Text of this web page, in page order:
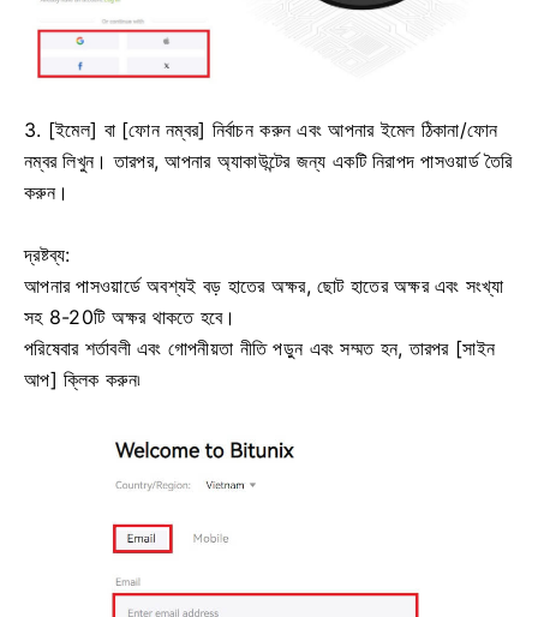
3. [ইমেল] বা [ফোন নম্বর] নির্বাচন করুন এবং আপনার ইমেল ঠিকানা/ফোন
নম্বর লিখুন।তারপর, আপনার অ্যাকাউন্টের জন্য একটি নিরাপদ পাসওয়ার্ড তৈরি
করুন।
দ্রষ্টব্য:
আপনার পাসওয়ার্ডে অবশ্যই বড় হাতের অক্ষর, ছোট হাতের অক্ষর এবং সংখ্যা
সহ 8-20টি অক্ষর থাকতে হবে।
পরিষেবার শর্তাবলী এবং গোপনীয়তা নীতি পড়ুন এবং সম্মত হন, তারপর [সাইন
আপ] ক্লিক করুন৷